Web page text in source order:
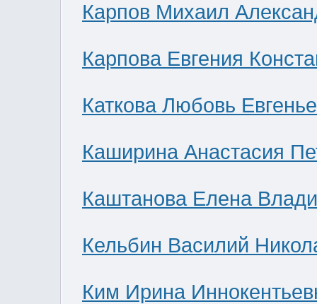
Карпов Михаил
Карпова Евгения
Каткова Любовь
Каширина Анастасия
Каштанова Елена
Кельбин Василий
Ким Ирина